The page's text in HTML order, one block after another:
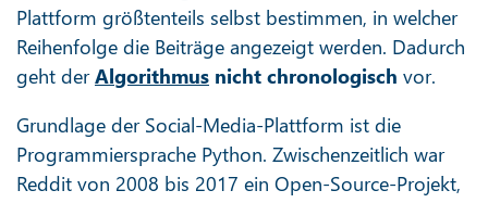
Plattform größtenteils selbst bestimmen, in welcher
Reihenfolge die Beiträge angezeigt werden. Dadurch
geht derAlgorithmus nicht chronologisch vor.
Grundlage der Social-Media-Plattform ist die
Programmiersprache Python. Zwischenzeitlich war
Reddit von 2008 bis 2017 ein Open-Source-Projekt,